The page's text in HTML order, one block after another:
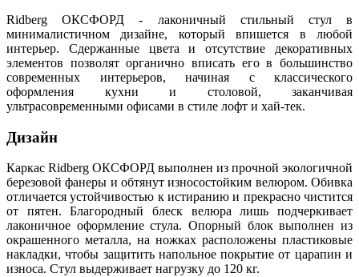
Ridberg ОКСФОРД - лаконичный стильный стул в
минималистичном дизайне, который впишется в любой
интерьер. Сдержанные цвета и отсутствие декоративных
элементов позволят органично вписать его в большинство
современных интерьеров, начиная с классического
оформления кухни и столовой, заканчивая
ультрасовременными офисами в стиле лофт и хай-тек.
Дизайн
Каркас Ridberg ОКСФОРД выполнен из прочной экологичной
березовой фанеры и обтянут износостойким велюром. Обивка
отличается устойчивостью к истиранию и прекрасно чистится
от пятен. Благородный блеск велюра лишь подчеркивает
лаконичное оформление стула. Опорный блок выполнен из
окрашенного металла, на ножках расположены пластиковые
накладки, чтобы защитить напольное покрытие от царапин и
износа. Стул выдерживает нагрузку до 120 кг.